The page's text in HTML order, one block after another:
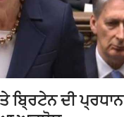
ਬ੍ਰਿਟੇਨ ਦੀ ਪ੍ਰਧਾਨ